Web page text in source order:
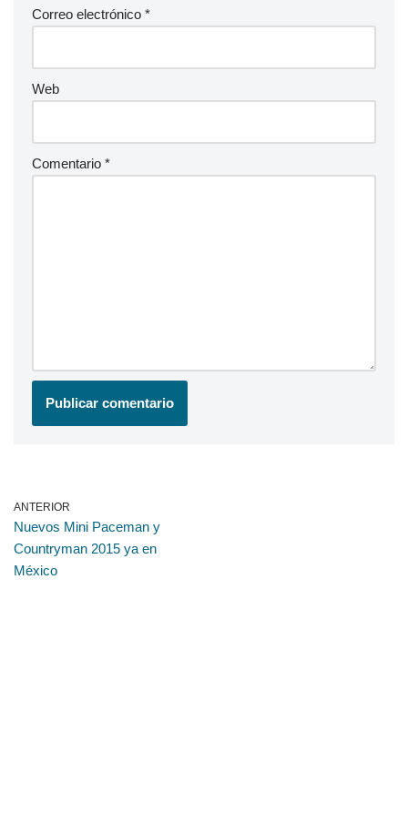
Correo electrónico *
Web
Comentario *
ANTERIOR
Nuevos Mini Paceman y
Countryman 2015 ya en
México